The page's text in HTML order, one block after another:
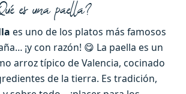
es una paella?
es uno de los platos más famosos
¡y con razón! 😋 La paella es un
arroz típico de Valencia, cocinado
de la tierra. Es tradición,